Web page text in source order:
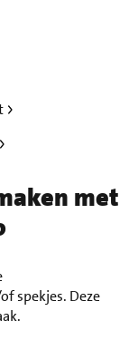
met
spekjes. Deze